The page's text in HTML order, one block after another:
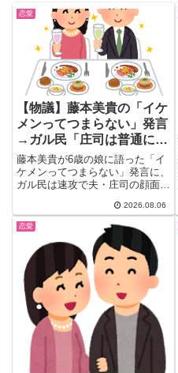
恋愛
【物議】藤本美貴の「イケ
メンってつまらない」発言
→ガル民「庄司は普通にイ
ケメン」総ツッコミｗｗｗ
藤本美貴が6歳の娘に語った「イ
ケメンってつまらない」発言に、
ガル民は速攻で夫・庄司の顔面査
ほっこりする声がある一方、体型
ダブスタ論争まで飛び火した228
コメントの大脱線劇を実況中継で
お届けします。庄司は本当にイケ
メンなのか、あなたも判定してみ
て。
2026.08.06
恋愛